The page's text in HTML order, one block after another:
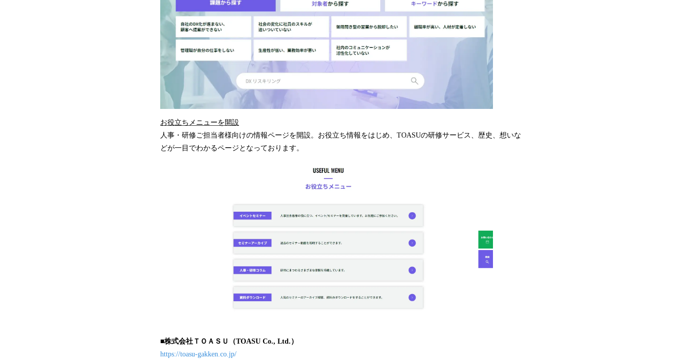
お役立ちメニューを開設
人事・研修ご担当者様向けの情報ページを開設。お役立ち情報をはじめ、TOASUの研修サービス、歴史、想いな
どが一目でわかるページとなっております。
■株式会社ＴＯＡＳＵ（TOASU Co., Ltd.）
https://toasu-gakken.co.jp/